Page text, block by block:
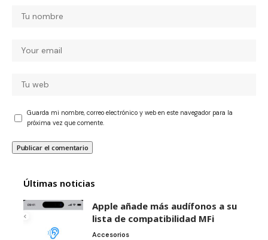
Guarda mi nombre, correo electrónico y web en este navegador para la
próxima vez que comente.
Últimas noticias
Apple añade más audífonos a su
lista de compatibilidad MFi
Accesorios